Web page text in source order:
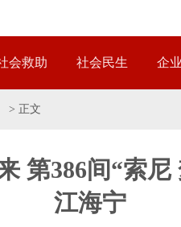
会救助 社会民生 企
> 正文
第386间“索
江海宁